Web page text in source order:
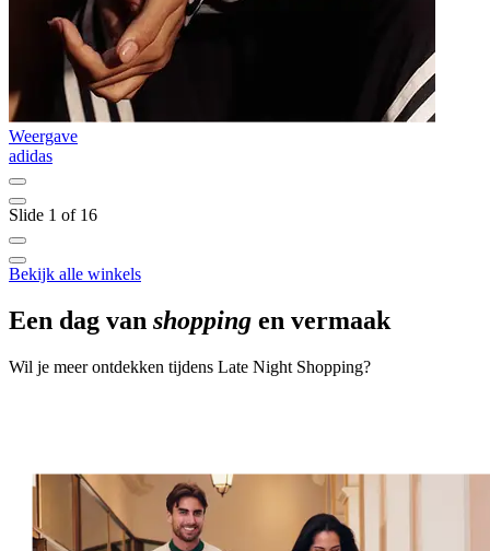
Weergave
adidas
Slide 1 of 16
Bekijk alle winkels
Een dag van shopping en vermaak
Wil je meer ontdekken tijdens Late Night Shopping?